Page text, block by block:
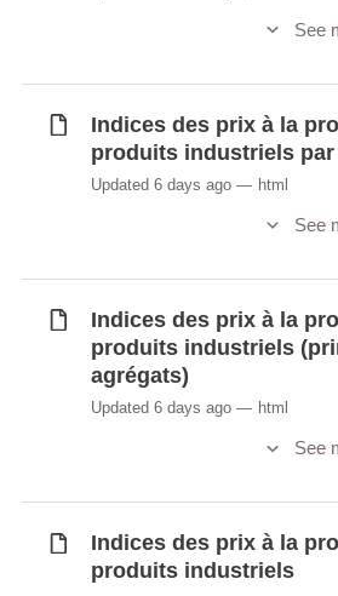
See
Indices des prix à la
produits industriels par
Updated 6 days ago html
See
Indices des prix à la
produits industriels
agrégats)
Updated 6 days ago html
See
Indices des prix à la
produits industriels